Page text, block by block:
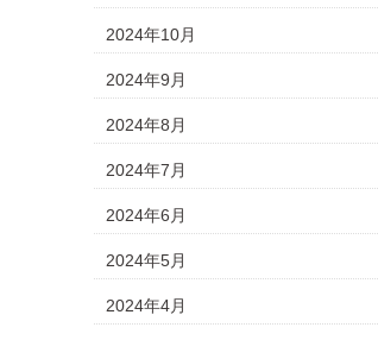
2024年10月
2024年9月
2024年8月
2024年7月
2024年6月
2024年5月
2024年4月